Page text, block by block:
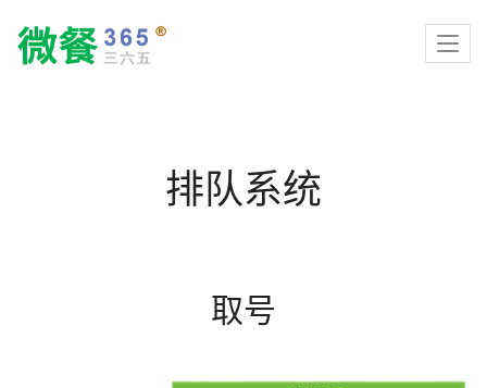
排队系统
取号